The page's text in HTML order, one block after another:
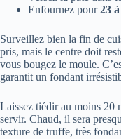
Enfournez pour23
Surveillez bien la fin de
pris, mais le centre doit
vous bougez le moule.
garantit un fondant
Laissez tiédir au moins 20
servir. Chaud, il sera
texture de truffe, très